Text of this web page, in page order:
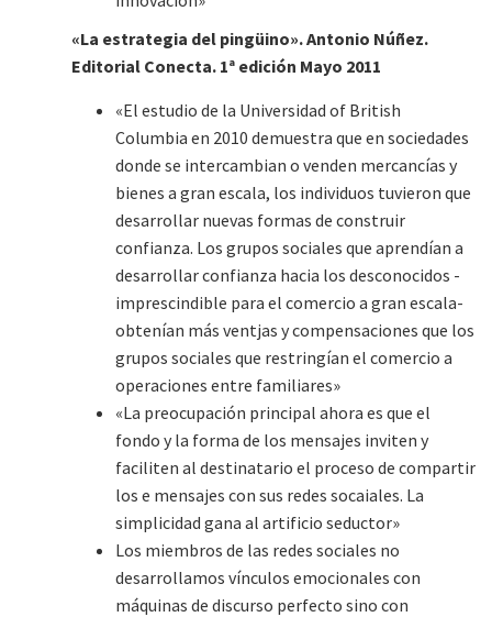
«La estrategia del pingüino». Antonio Núñez.
Editorial Conecta. 1ª edición Mayo 2011
«El estudio de la Universidad of British
Columbia en 2010 demuestra que en sociedades
donde se intercambian o venden mercancías y
bienes a gran escala, los individuos tuvieron que
desarrollar nuevas formas de construir
confianza. Los grupos sociales que aprendían a
desarrollar confianza hacia los desconocidos -
imprescindible para el comercio a gran escala-
obtenían más ventjas y compensaciones que los
grupos sociales que restringían el comercio a
operaciones entre familiares»
«La preocupación principal ahora es que el
fondo y la forma de los mensajes inviten y
faciliten al destinatario el proceso de compartir
los e mensajes con sus redes socaiales. La
simplicidad gana al artificio seductor»
Los miembros de las redes sociales no
desarrollamos vínculos emocionales con
máquinas de discurso perfecto sino con